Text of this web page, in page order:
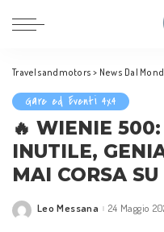
Travelsandmotors > News Dal
Gare ed Eventi 4x4
🔥 WIENIE
INUTILE,
MAI CORSA
Posted
Leo Messana 24 Maggio